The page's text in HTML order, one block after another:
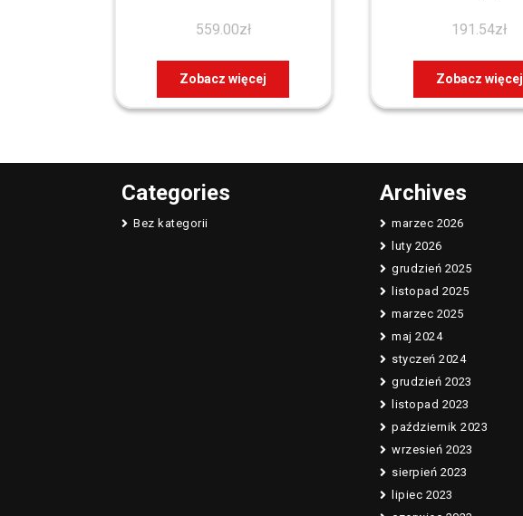
559.00zł
Zobacz więcej
191.54zł
Zobacz więcej
Categories
Bez kategorii
Archives
marzec 2026
luty 2026
grudzień 2025
listopad 2025
marzec 2025
maj 2024
styczeń 2024
grudzień 2023
listopad 2023
październik 2023
wrzesień 2023
sierpień 2023
lipiec 2023